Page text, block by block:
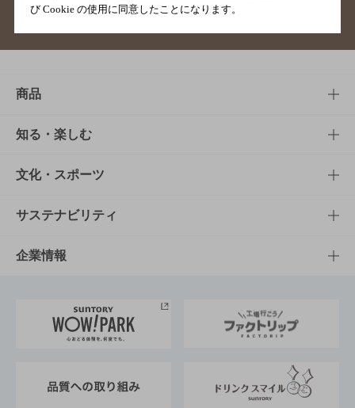
ご意見・ご感想
商品
商品TOP
商品一覧
商品発売情報
栄養成分一覧
知る・楽しむ
知る・楽しむTOP
キャンペーン
工場見学
地域情報
文化・スポーツ
文化・スポーツTOP
サントリーホール
サントリーサンバーズ大阪
サステナビリティ
サステナビリティTOP
サントリーが考えるサステナビリティ経営
企業情報
企業概要
び Cookie の使用に同意したことになります。